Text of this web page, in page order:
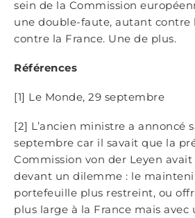
sein de la Commission
une double-faute, autant contre
contre la France. Une de plus.
Références
[1] Le Monde, 29 septembre
[2] L’ancien ministre a annoncé
septembre car il savait que la
Commission von der Leyen
devant un dilemme : le
portefeuille plus restreint, ou
plus large à la France mais